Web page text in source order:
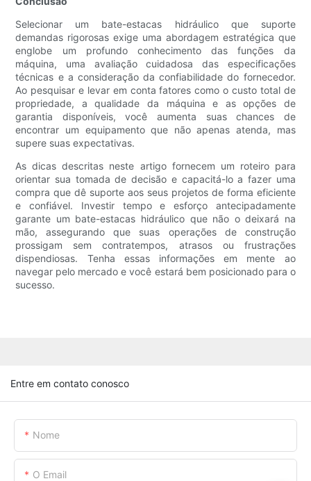
Selecionar um bate-estacas hidráulico que suporte
demandas rigorosas exige uma abordagem estratégica que
englobe um profundo conhecimento das funções da
máquina, uma avaliação cuidadosa das especificações
técnicas e a consideração da confiabilidade do fornecedor.
Ao pesquisar e levar em conta fatores como o custo total de
propriedade, a qualidade da máquina e as opções de
garantia disponíveis, você aumenta suas chances de
encontrar um equipamento que não apenas atenda, mas
supere suas expectativas.
As dicas descritas neste artigo fornecem um roteiro para
orientar sua tomada de decisão e capacitá-lo a fazer uma
compra que dê suporte aos seus projetos de forma eficiente
e confiável. Investir tempo e esforço antecipadamente
garante um bate-estacas hidráulico que não o deixará na
mão, assegurando que suas operações de construção
prossigam sem contratempos, atrasos ou frustrações
dispendiosas. Tenha essas informações em mente ao
navegar pelo mercado e você estará bem posicionado para o
sucesso.
Entre em contato conosco
Nome
O Email